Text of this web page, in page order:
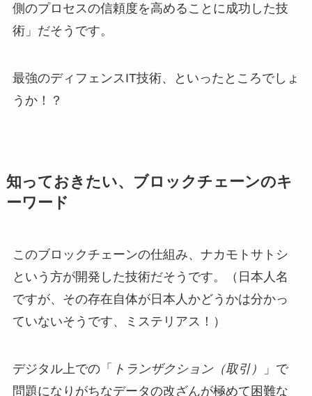
側のプロセスの信頼度を高めることに成功した技
術」だそうです。
最強のディフェンスIT技術、といったところでしょ
うか！？
知っておきたい、ブロックチェーンのキ
ーワード
このブロックチェーンの仕組み、ナカモトサトシ
という方が開発した技術だそうです。（日本人名
ですが、その存在自体が日本人かどうかは分かっ
ていないそうです、ミステリアス！）
デジタル上での「 トランザクション（取引）
」で
問題になりがちなデータの改ざんが極めて困難な